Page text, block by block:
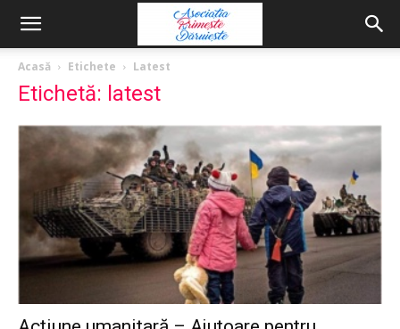
Acasă Etichete Latest
Etichetă: latest